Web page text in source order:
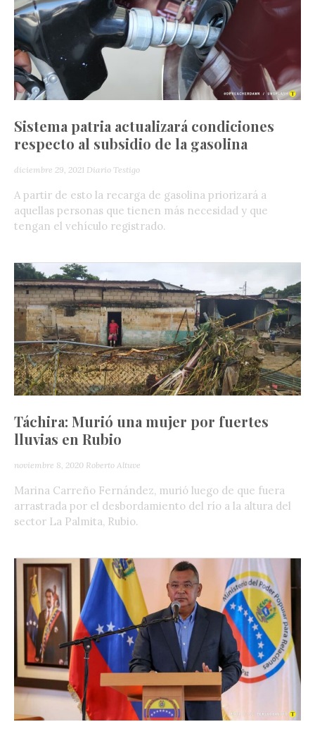
Sistema patria actualizará condiciones
respecto al subsidio de la gasolina
diciembre 29, 2021 Diario Testigo
A partir de esto la recarga de gasolina priorizará a
aquellas personas que tienen más necesidad y que
tengan el vehículo registrado.
Táchira: Murió una mujer por fuertes
lluvias en Rubio
noviembre 8, 2020 Roberto Altuve
Marina Carreño Fernández, murió luego de que fuera
arrastrada por el desbordamiento del río a la altura del
sector La Palmita, Rubio.